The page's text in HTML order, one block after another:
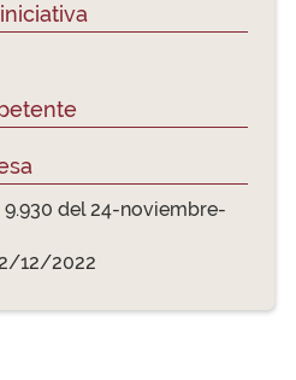
9.930 del 24-noviembre-
12/2022